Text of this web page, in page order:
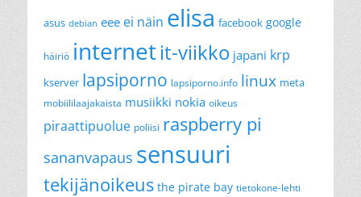
asus debian eee ei näin elisa facebook google
häiriö internetit-viikko japani krp
kserver lapsiporno lapsiporno.info linux meta
mobiililaajakaista musiikki nokia oikeus
piraattipuolue poliisi raspberry pi
sananvapaus sensuuri
tekijänoikeus the pirate bay tietokone-lehti